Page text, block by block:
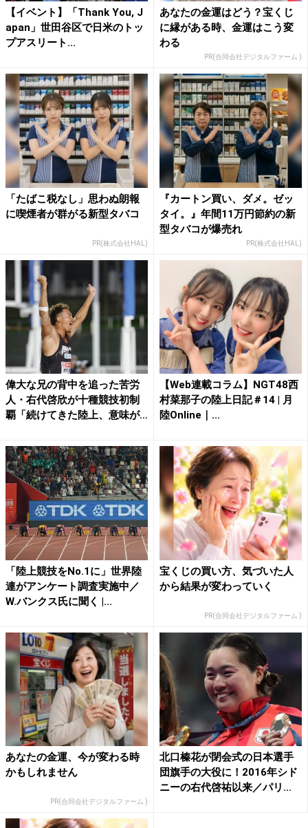
【イベント】「Thank You, J
apan」世田谷区で日米のトッ
プアスリート...
あなたの金運はどう？宝くじ
に縁がある時、金運はこう変
わる
PR(合同会社デジタルファーム )
「たばこ税なし」思わぬ朗報
に喫煙者が群がる新型タバコ
PR(株式会社HAL)
『カートン買い、ダメ。ゼッ
タイ。』年間11万円節約の新
型タバコが爆売れ
PR(株式会社HAL)
偉大な兄の背中を追った苦労
人・右代啓欣が十種競技初制
覇「続けてきた陸上、意味が
【Web連載コラム】NGT48西
村菜那子の陸上日記＃14 | 月
陸Online｜...
「陸上競技をNo.1に」世界陸
連がアンケート調査実施中／
W.バンクス氏に聞く |...
宝くじの買い方、気づいた人
から結果が変わっていく
PR(合同会社デジタルファーム )
あなたの金運、今が変わる時
かもしれません
PR(合同会社デジタルファーム )
北口榛花が閉会式の日本選手
団旗手の大役に！2016年シド
ニーの右代啓祐以来／パリ...